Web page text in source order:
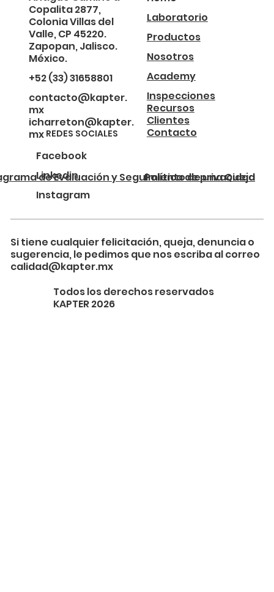
Copalita 2877,
Colonia Villas del
Valle, CP 45220.
Zapopan, Jalisco.
México.
+52 (33) 31658801
contacto@kapter.
mx
icharreton@kapter.
mx
Nosotros
Laboratorio
Academy
Productos
Inspecciones
Recursos
Clientes
Contacto
REDES SOCIALES
Facebook
Linkedin
Instagram
Política de privacidad
de Evaluación y Seguimiento de una Queja
Si tiene cualquier felicitación, queja, denuncia o
sugerencia, le pedimos que nos escriba al correo
calidad@kapter.mx
Todos los derechos reservados
KAPTER 2026